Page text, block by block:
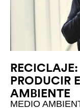
PRODUCIR
AMBIENTE
MEDIO